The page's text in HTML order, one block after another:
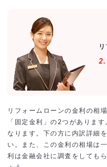
リフォームローンの金利の相
「固定金利」の2つがありま
なります。下の方に内訳詳細
い。また、この金利の相場は
利は金融会社に調査をしても